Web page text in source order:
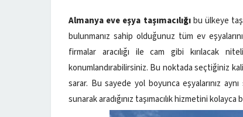
Almanya eve eşya taşımacılığıbu ülkeye
bulunmanız sahip olduğunuz tüm ev
firmalar aracılığı ile cam gibi kırılacak
konumlandırabilirsiniz. Bu noktada seçtiğiniz
sarar. Bu sayede yol boyunca eşyalarınız
sunarak aradığınız taşımacılık hizmetini kolayca